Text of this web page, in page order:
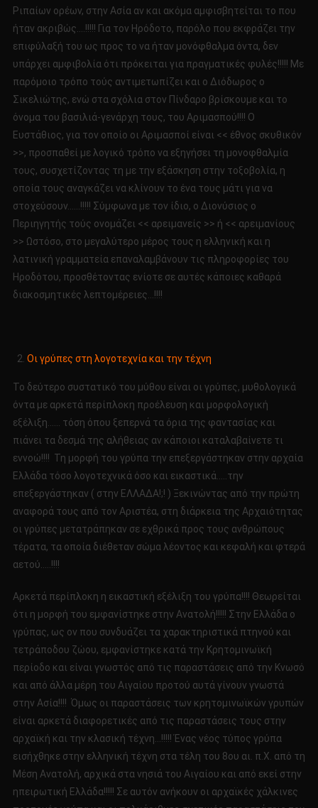
Ριπαίων ορέων, στην Ασία αν και ακόμα αμφισβητείται το που
ήταν ακριβώς….!!!!! Για τον Ηρόδοτο, παρόλο που εκφράζει την
επιφύλαξή του ως προς το να ήταν μονόφθαλμα όντα, δεν
υπάρχει αμφιβολία ότι πρόκειται για πραγματικές φυλές!!!!! Με
παρόμοιο τρόπο τούς αντιμετωπίζει και ο Διόδωρος ο
Σικελιώτης, ενώ στα σχόλια στον Πίνδαρο βρίσκουμε και το
όνομα του βασιλιά-γενάρχη τους, του Αριμασπού!!!! Ο
Ευστάθιος, για τον οποίο οι Αριμασποί είναι << έθνος σκυθικόν
>>, προσπαθεί με λογικό τρόπο να εξηγήσει τη μονοφθαλμία
τους, συσχετίζοντας τη με την εξάσκηση στην τοξοβολία, η
οποία τους αναγκάζει να κλίνουν το ένα τους μάτι για να
στοχεύσουν……!!!!! Σύμφωνα με τον ίδιο, ο Διονύσιος ο
Περιηγητής τούς ονομάζει << αρειμανείς >> ή << αρειμανίους
>> Ωστόσο, στο μεγαλύτερο μέρος τους η ελληνική και η
λατινική γραμματεία επαναλαμβάνουν τις πληροφορίες του
Ηροδότου, προσθέτοντας ενίοτε σε αυτές κάποιες καθαρά
διακοσμητικές λεπτομέρειες…!!!!
Οι γρύπες στη λογοτεχνία και την τέχνη
Το δεύτερο συστατικό του μύθου είναι οι γρύπες, μυθολογικά
όντα με αρκετά περίπλοκη προέλευση και μορφολογική
εξέλιξη…… τόση όπου ξεπερνά τα όρια της φαντασίας και
πιάνει τα δεσμά της αλήθειας αν κάποιοι καταλαβαίνετε τι
εννοώ!!!! Τη μορφή του γρύπα την επεξεργάστηκαν στην αρχαία
Ελλάδα τόσο λογοτεχνικά όσο και εικαστικά…..την
επεξεργάστηκαν ( στην ΕΛΛΑΔΑ!;! ) Ξεκινώντας από την πρώτη
αναφορά τους από τον Αριστέα, στη διάρκεια της Αρχαιότητας
οι γρύπες μετατράπηκαν σε εχθρικά προς τους ανθρώπους
τέρατα, τα οποία διέθεταν σώμα λέοντος και κεφαλή και φτερά
αετού…..!!!!
Αρκετά περίπλοκη η εικαστική εξέλιξη του γρύπα!!!! Θεωρείται
ότι η μορφή του εμφανίστηκε στην Ανατολή!!!!! Στην Ελλάδα ο
γρύπας, ως ον που συνδυάζει τα χαρακτηριστικά πτηνού και
τετράποδου ζώου, εμφανίστηκε κατά την Κρητομινωϊκή
περίοδο και είναι γνωστός από τις παραστάσεις από την Κνωσό
και από άλλα μέρη του Αιγαίου προτού αυτά γίνουν γνωστά
στην Ασία!!!! Όμως οι παραστάσεις των κρητομινωϊκών γρυπών
είναι αρκετά διαφορετικές από τις παραστάσεις τους στην
αρχαϊκή και την κλασική τέχνη…!!!!! Ένας νέος τύπος γρύπα
εισήχθηκε στην ελληνική τέχνη στα τέλη του 8ου αι. π.Χ. από τη
Μέση Ανατολή, αρχικά στα νησιά του Αιγαίου και από εκεί στην
ηπειρωτική Ελλάδα!!!!! Σε αυτόν ανήκουν οι αρχαϊκές χάλκινες